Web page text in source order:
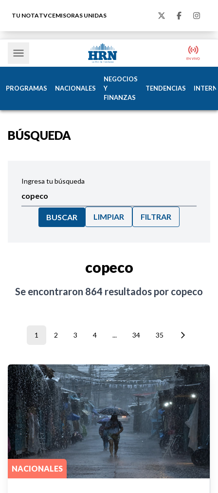
TU NOTATVCEMISORAS UNIDAS
PROGRAMAS NACIONALES
NEGOCIOS
Y
FINANZAS
TENDENCIAS
BÚSQUEDA
Ingresa tu búsqueda
BUSCAR LIMPIAR FILTRAR
copeco
Se encontraron 864 resultados por copeco
1 2 3 4 ... 34 35
NACIONALES